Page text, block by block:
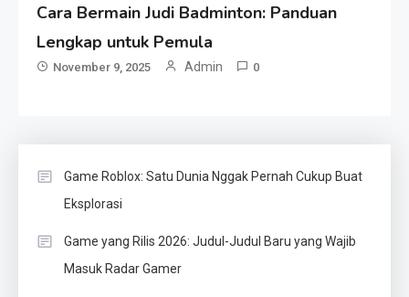
Cara Bermain Judi Badminton: Panduan
Lengkap untuk Pemula
November 9, 2025 Admin 0
Game Roblox: Satu Dunia Nggak Pernah Cukup Buat
Eksplorasi
Game yang Rilis 2026: Judul-Judul Baru yang Wajib
Masuk Radar Gamer